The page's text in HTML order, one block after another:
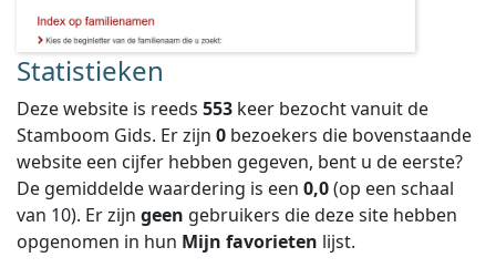
Statistieken
Deze website is reeds 553 keer bezocht vanuit de
Stamboom Gids. Er zijn 0 bezoekers die bovenstaande
website een cijfer hebben gegeven, bent u de eerste?
De gemiddelde waardering is een 0,0(op een schaal
van 10). Er zijn geen gebruikers die deze site hebben
opgenomen in hun Mijn favorieten lijst.